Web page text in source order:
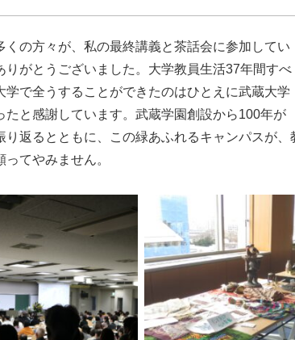
くの方々が、私の最終講義と茶話会に参加してい
りがとうございました。大学教員生活37年間すべ
学で全うすることができたのはひとえに武蔵大学
たと感謝しています。武蔵学園創設から100年が
り返るとともに、この緑あふれるキャンパスが
ってやみません。